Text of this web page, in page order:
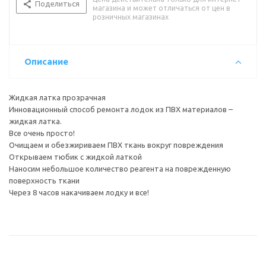
Поделиться
магазина и может отличаться от цен в
розничных магазинах
Описание
Жидкая латка прозрачная
Инновационный способ ремонта лодок из ПВХ материалов –
жидкая латка.
Все очень просто!
Очищаем и обезжириваем ПВХ ткань вокруг повреждения
Открываем тюбик с жидкой латкой
Наносим небольшое количество реагента на поврежденную
поверхность ткани
Через 8 часов накачиваем лодку и все!